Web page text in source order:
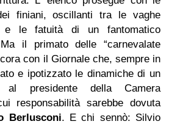
finiani, oscillanti tra le vaghe
e le fatuità di un fantomatico
il primato delle “carnevalate
con il Giornale che, sempre in
e ipotizzato le dinamiche di un
al presidente della Camera
responsabilità sarebbe dovuta
Berlusconi. E chi sennò: Silvio